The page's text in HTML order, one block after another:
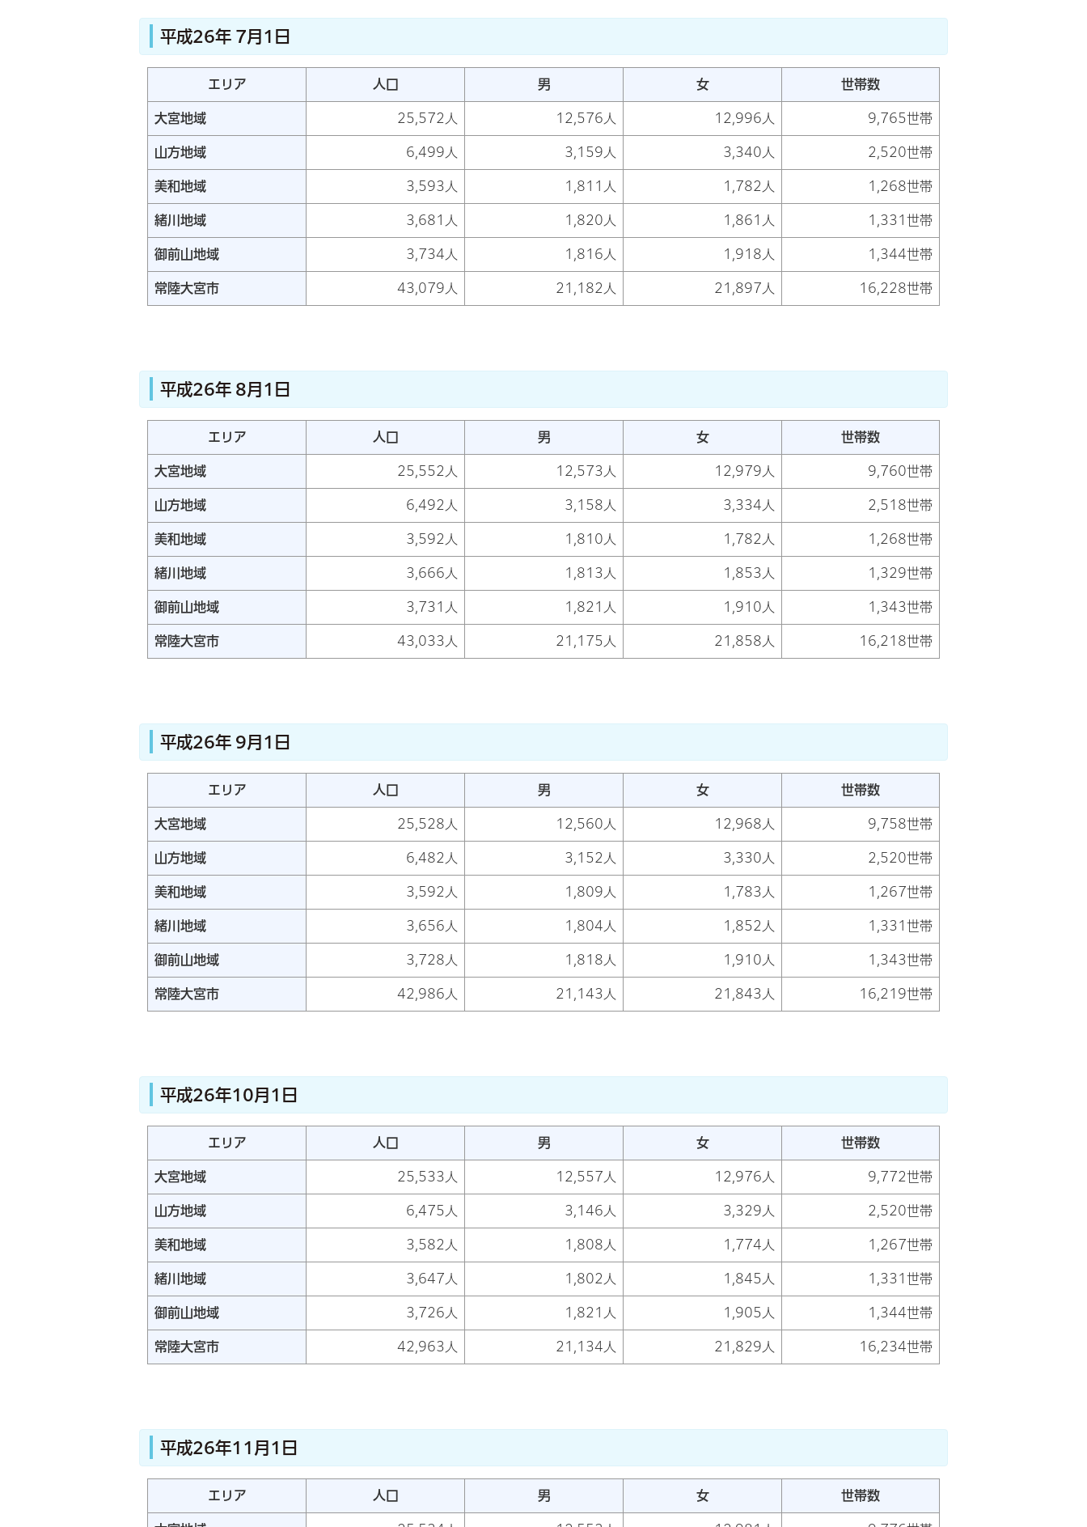
平成26年 7月1日
エリア 人口 男 女 世帯数
大宮地域 25,572人 12,576人 12,996人 9,765世帯
山方地域 6,499人 3,159人 3,340人 2,520世帯
美和地域 3,593人 1,811人 1,782人 1,268世帯
緒川地域 3,681人 1,820人 1,861人 1,331世帯
御前山地域 3,734人 1,816人 1,918人 1,344世帯
常陸大宮市 43,079人 21,182人 21,897人 16,228世帯
平成26年 8月1日
エリア 人口 男 女 世帯数
大宮地域 25,552人 12,573人 12,979人 9,760世帯
山方地域 6,492人 3,158人 3,334人 2,518世帯
美和地域 3,592人 1,810人 1,782人 1,268世帯
緒川地域 3,666人 1,813人 1,853人 1,329世帯
御前山地域 3,731人 1,821人 1,910人 1,343世帯
常陸大宮市 43,033人 21,175人 21,858人 16,218世帯
平成26年 9月1日
エリア 人口 男 女 世帯数
大宮地域 25,528人 12,560人 12,968人 9,758世帯
山方地域 6,482人 3,152人 3,330人 2,520世帯
美和地域 3,592人 1,809人 1,783人 1,267世帯
緒川地域 3,656人 1,804人 1,852人 1,331世帯
御前山地域 3,728人 1,818人 1,910人 1,343世帯
常陸大宮市 42,986人 21,143人 21,843人 16,219世帯
平成26年10月1日
エリア 人口 男 女 世帯数
大宮地域 25,533人 12,557人 12,976人 9,772世帯
山方地域 6,475人 3,146人 3,329人 2,520世帯
美和地域 3,582人 1,808人 1,774人 1,267世帯
緒川地域 3,647人 1,802人 1,845人 1,331世帯
御前山地域 3,726人 1,821人 1,905人 1,344世帯
常陸大宮市 42,963人 21,134人 21,829人 16,234世帯
平成26年11月1日
エリア 人口 男 女 世帯数